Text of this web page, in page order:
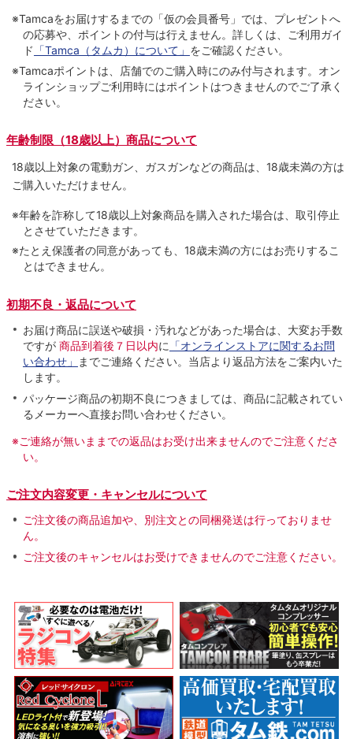
※Tamcaをお届けするまでの「仮の会員番号」では、プレゼントへ
の応募や、ポイントの付与は⾏えません。詳しくは、ご利⽤ガイ
ド 「Tamca（タムカ）について」 をご確認ください。
※Tamcaポイントは、店舗でのご購⼊時にのみ付与されます。オン
ラインショップご利用時にはポイントはつきませんのでご了承く
ださい。
年齢制限（18歳以上）商品について
18歳以上対象の電動ガン、ガスガンなどの商品は、18歳未満の方は
ご購入いただけません。
※年齢を詐称して18歳以上対象商品を購入された場合は、取引停止
とさせていただきます。
※たとえ保護者の同意があっても、18歳未満の方にはお売りするこ
とはできません。
初期不良・返品について
お届け商品に誤送や破損・汚れなどがあった場合は、大変お手数
ですが 商品到着後７日以内に 「オンラインストアに関するお問
い合わせ」
までご連絡ください。当店より返品方法をご案内いた
します。
パッケージ商品の初期不良につきましては、商品に記載されてい
るメーカーへ直接お問い合わせください。
※ご連絡が無いままでの返品はお受け出来ませんのでご注意くださ
い。
ご注文内容変更・キャンセルについて
ご注文後の商品追加や、別注文との同梱発送は行っておりませ
ん。
ご注文後のキャンセルはお受けできませんのでご注意ください。